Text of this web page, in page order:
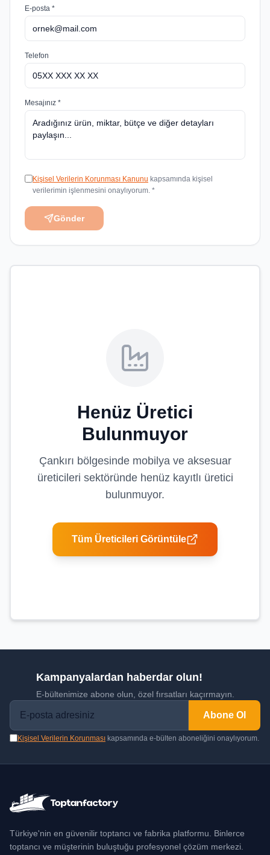
E-posta *
Telefon
Mesajınız *
Kişisel Verilerin Korunması Kanunu kapsamında kişisel
verilerimin işlenmesini onaylıyorum. *
Gönder
Henüz Üretici
Bulunmuyor
Çankırı bölgesinde mobilya ve aksesuar
üreticileri sektöründe henüz kayıtlı üretici
bulunmuyor.
Tüm Üreticileri Görüntüle
Kampanyalardan haberdar olun!
E-bültenimize abone olun, özel fırsatları kaçırmayın.
Abone Ol
Kişisel Verilerin Korunması kapsamında e-bülten aboneliğini onaylıyorum.
Türkiye'nin en güvenilir toptancı ve fabrika platformu. Binlerce
toptancı ve müşterinin buluştuğu profesyonel çözüm merkezi.